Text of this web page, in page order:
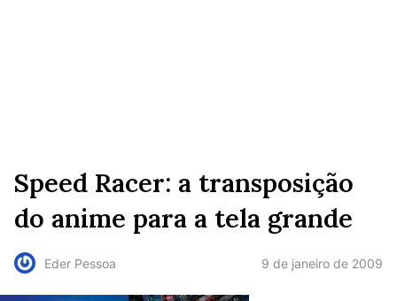
Speed Racer: a transposição
do anime para a tela grande
Eder Pessoa 9 de janeiro de 2009